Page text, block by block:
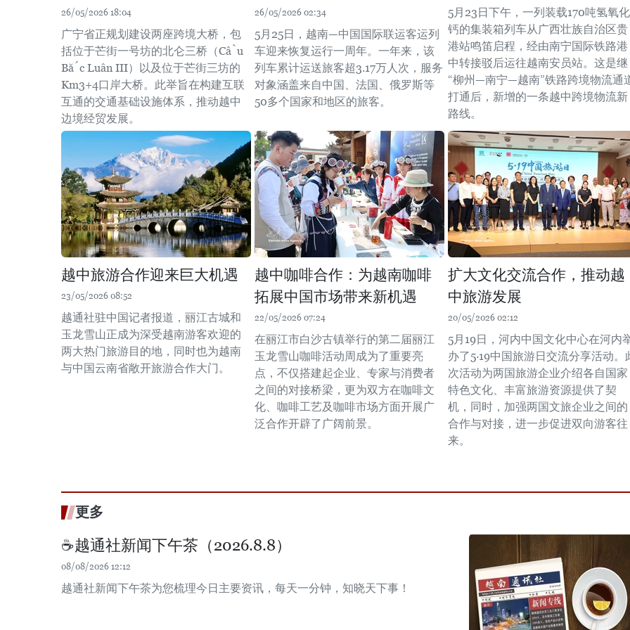
26/05/2026 18:04
广宁省正规划建设两座跨境大桥，包
括位于芒街一号坊的北仑三桥（Cầu
Bắc Luân III）以及位于芒街三坊的
Km3+4口岸大桥。此举旨在构建互联
互通的交通基础设施体系，推动越中
边境经贸发展。
26/05/2026 02:34
5月25日，越南—中国国际联运客运列
车迎来恢复运行一周年。一年来，该
列车累计运送旅客超3.17万人次，服务
对象涵盖来自中国、法国、俄罗斯等
50多个国家和地区的旅客。
5月23日下午，一列装载170吨氢氧化
钙的集装箱列车从广西壮族自治区贵
港站鸣笛启程，经由南宁国际铁路港
中转接驳后运往越南安员站。这是继
“柳州—南宁—越南”铁路跨境物流通
打通后，新增的一条越中跨境物流新
路线。
越中旅游合作迎来巨大机遇
23/05/2026 08:52
越通社驻中国记者报道，丽江古城和
玉龙雪山正成为深受越南游客欢迎的
两大热门旅游目的地，同时也为越南
与中国云南省敞开旅游合作大门。
越中咖啡合作：为越南咖啡
拓展中国市场带来新机遇
22/05/2026 07:24
在丽江市白沙古镇举行的第二届丽江
玉龙雪山咖啡活动周成为了重要亮
点，不仅搭建起企业、专家与消费者
之间的对接桥梁，更为双方在咖啡文
化、咖啡工艺及咖啡市场方面开展广
泛合作开辟了广阔前景。
扩大文化交流合作，推动越
中旅游发展
20/05/2026 02:12
5月19日，河内中国文化中心在河内
办了5·19中国旅游日交流分享活动。
次活动为两国旅游企业介绍各自国家
特色文化、丰富旅游资源提供了契
机，同时，加强两国文旅企业之间的
合作与对接，进一步促进双向游客往
来。
更多
☕️越通社新闻下午茶（2026.8.8）
08/08/2026 12:12
越通社新闻下午茶为您梳理今日主要资讯，每天一分钟，知晓天下事！